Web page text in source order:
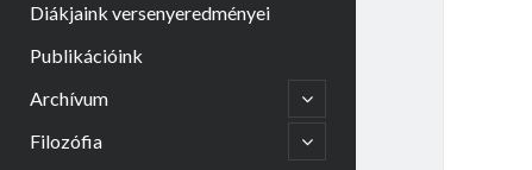
Diákjaink versenyeredményei
Publikációink
Archívum
open
child
menu
Filozófia
open
child